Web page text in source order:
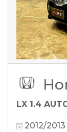
LX 1.4
2012/2013